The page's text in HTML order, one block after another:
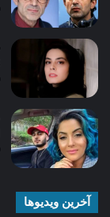
آخرین ویدیوها